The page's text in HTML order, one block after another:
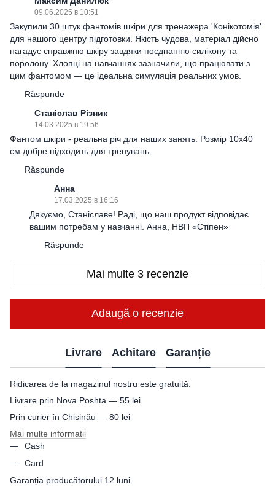
09.06.2025 в 10:51
Закупили 30 штук фантомів шкіри для тренажера 'Конікотомія'
для нашого центру підготовки. Якість чудова, матеріал дійсно
нагадує справжню шкіру завдяки поєднанню силікону та
поролону. Хлопці на навчаннях зазначили, що працювати з
цим фантомом — це ідеальна симуляція реальних умов.
Răspunde
Станіслав Різник
14.03.2025 в 19:56
Фантом шкіри - реальна річ для наших занять. Розмір 10x40
см добре підходить для тренувань.
Răspunde
Анна
17.03.2025 в 16:16
Дякуємо, Станіславе! Раді, що наш продукт відповідає
вашим потребам у навчанні. Анна, НВП «Стіпен»
Răspunde
Mai multe 3 recenzie
Adaugă o recenzie
Livrare Achitare Garanție
Ridicarea de la magazinul nostru este gratuită.
Livrare prin Nova Poshta — 55 lei
Prin curier în Chișinău — 80 lei
Mai multe informatii
Cash
Card
Garanția producătorului 12 luni